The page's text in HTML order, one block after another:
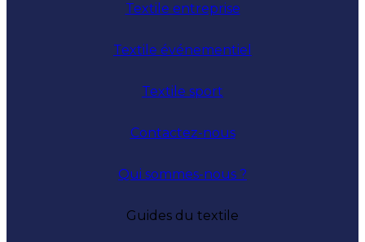
Textile entreprise
Textile événementiel
Textile sport
Contactez-nous
Qui sommes-nous ?
Guides du textile